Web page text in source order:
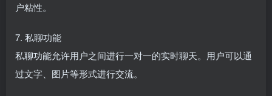
户粘性。
7. 私聊功能
私聊功能允许用户之间进行一对一的实时聊天。用户可以通
过文字、图片等形式进行交流。